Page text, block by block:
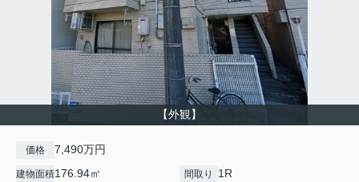
【外観】
価格 7,490万円
建物面積176.94㎡ 間取り 1R